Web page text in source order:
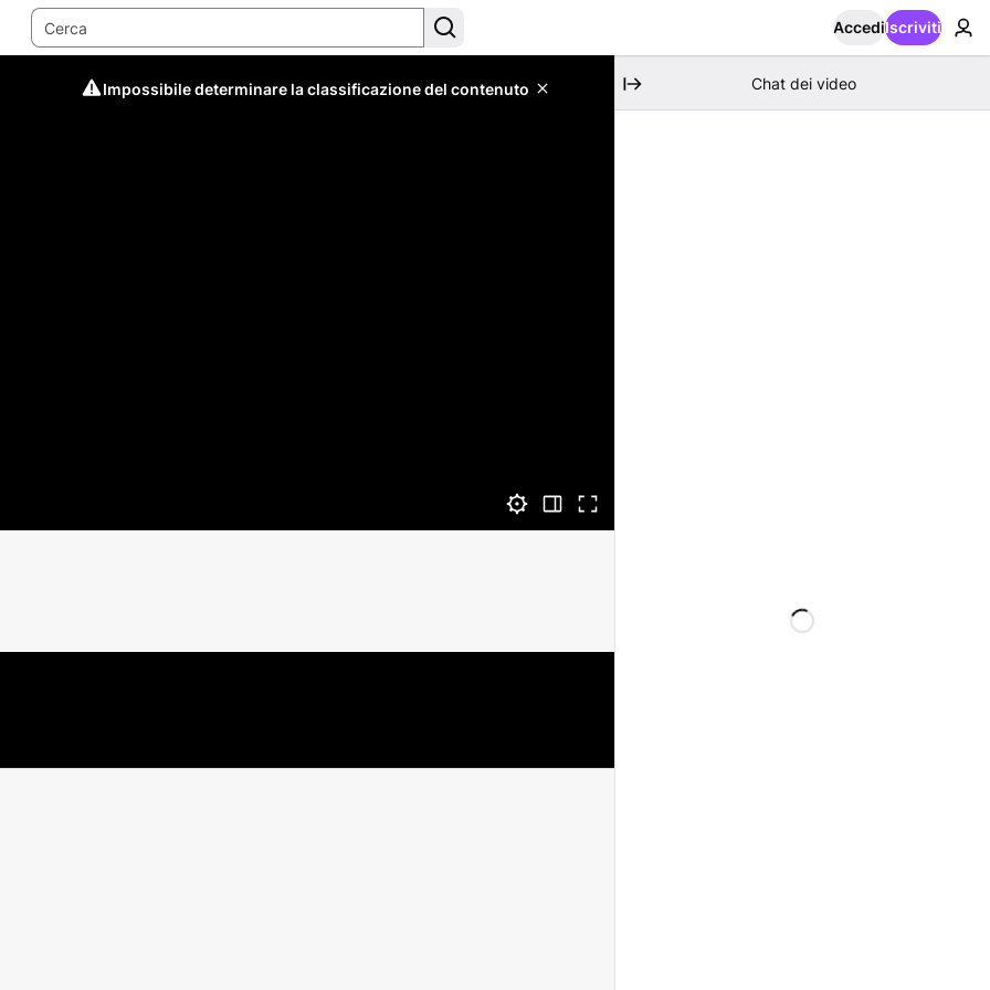
AccediIscriviti
Impossibile determinare la classificazione del contenuto Chat dei video